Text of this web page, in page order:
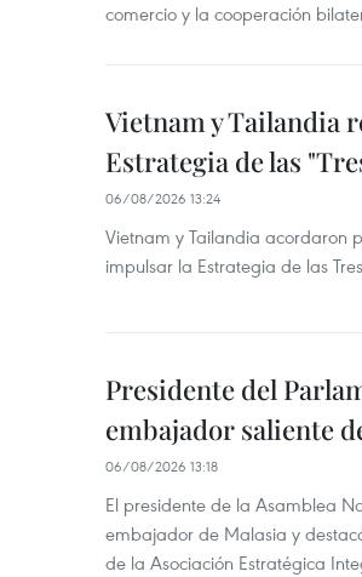
comercio y la cooperación
Vietnam y Tailandia
Estrategia de las
06/08/2026 13:24
Vietnam y Tailandia acordaron
impulsar la Estrategia de las
Presidente del
embajador saliente
06/08/2026 13:18
El presidente de la Asamblea
embajador de Malasia y
de la Asociación Estratégica